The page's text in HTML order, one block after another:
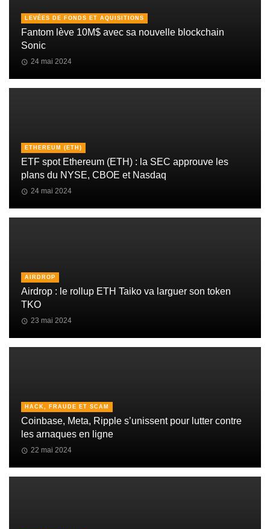
LEVÉES DE FONDS ET AQUISITIONS
Fantom lève 10M$ avec sa nouvelle blockchain
Sonic
24 mai 2024
ETHEREUM (ETH)
ETF spot Ethereum (ETH) : la SEC approuve les
plans du NYSE, CBOE et Nasdaq
24 mai 2024
AIRDROP
Airdrop : le rollup ETH Taiko va larguer son token
TKO
23 mai 2024
HACK, FRAUDE ET SCAM
Coinbase, Meta, Ripple s’unissent pour lutter contre
les arnaques en ligne
22 mai 2024